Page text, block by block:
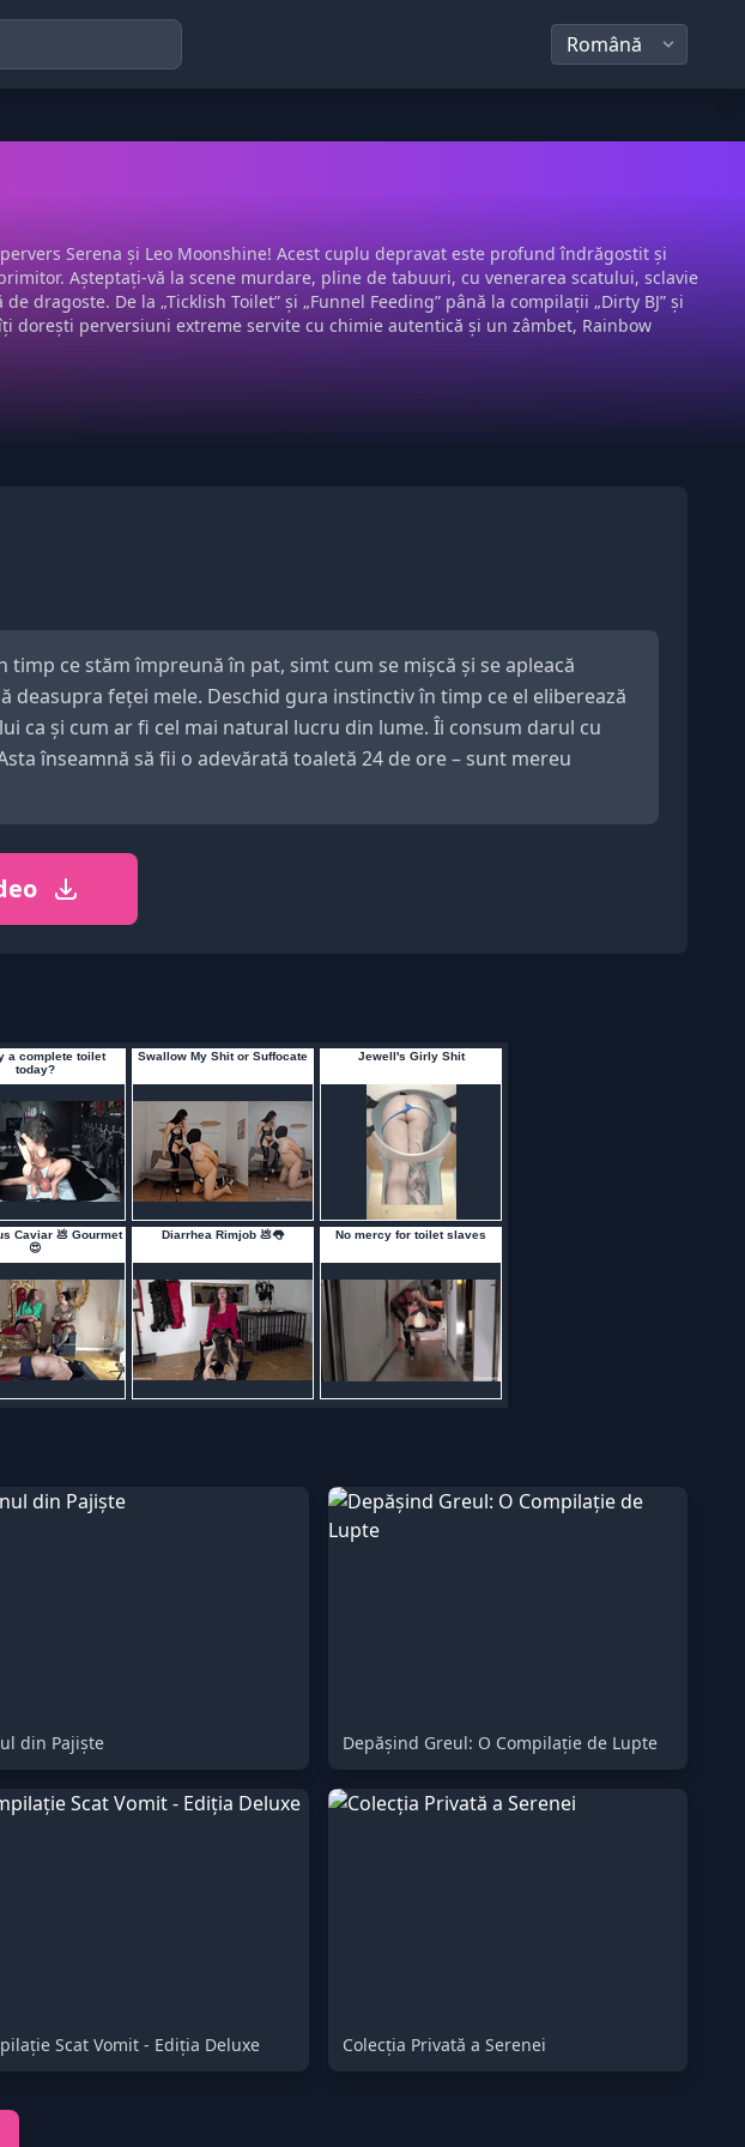
Serena și Leo Moonshine! Acest cuplu depravat este profund îndrăgostit și
Așteptați-vă la scene murdare, pline de tabuuri, cu venerarea scatului, sclavie
De la „Ticklish Toilet” și „Funnel Feeding” până la compilații „Dirty BJ” și
perversiuni extreme servite cu chimie autentică și un zâmbet, Rainbow
ce stăm împreună în pat, simt cum se mișcă și se apleacă
feței mele. Deschid gura instinctiv în timp ce el eliberează
ca și cum ar fi cel mai natural lucru din lume. Îi consum darul cu
înseamnă să fii o adevărată toaletă 24 de ore – sunt mereu
din Pajiște Depășind Greul: O Compilație de Lupte
Scat Vomit - Ediția Deluxe Colecția Privată a Serenei